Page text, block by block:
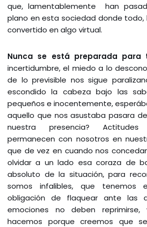
que, lamentablemente han
plano en esta sociedad donde todo,
convertido en algo virtual.
Nunca se está preparada para
incertidumbre, el miedo a lo
de lo previsible nos sigue
escondido la cabeza bajo las
pequeños e inocentemente,
aquello que nos asustaba pasara
nuestra presencia?
permanecen con nosotros en
que de vez en cuando nos
olvidar a un lado esa coraza de
absoluto de la situación, para
somos infalibles, que tenemos
obligación de flaquear ante las
emociones no deben
hacemos porque creemos que